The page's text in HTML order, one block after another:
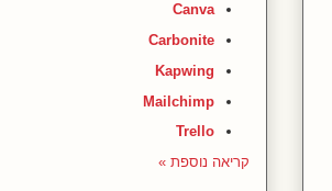
Canva
Carbonite
Kapwing
Mailchimp
Trello
קריאה נוספת »